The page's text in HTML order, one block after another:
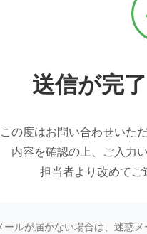
送信が完
この度はお問い合わせいた
内容を確認の上、ご入力
担当者より改めてご
ールが届かない場合は、迷惑メ